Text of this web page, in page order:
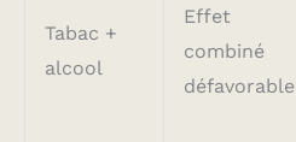
Tabac +
alcool
Effet
combiné
défavorable